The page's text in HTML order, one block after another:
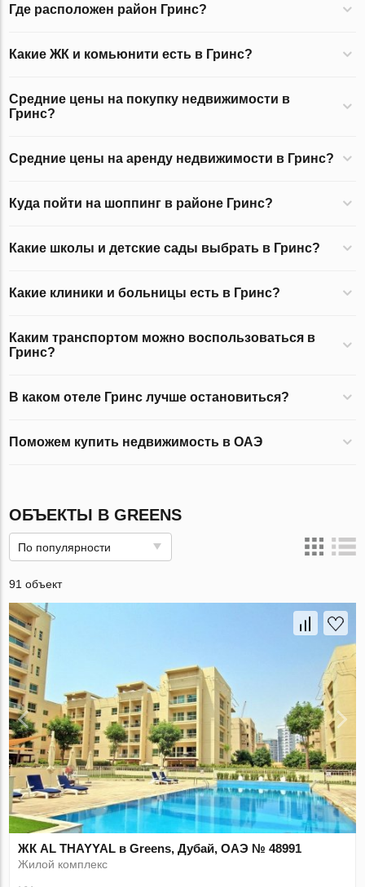
Где расположен район Гринс?
Какие ЖК и комьюнити есть в Гринс?
Средние цены на покупку недвижимости в
Гринс?
Средние цены на аренду недвижимости в Гринс?
Куда пойти на шоппинг в районе Гринс?
Какие школы и детские сады выбрать в Гринс?
Какие клиники и больницы есть в Гринс?
Каким транспортом можно воспользоваться в
Гринс?
В каком отеле Гринс лучше остановиться?
Поможем купить недвижимость в ОАЭ
ОБЪЕКТЫ В GREENS
По популярности
91 объект
ЖК AL THAYYAL в Greens, Дубай, ОАЭ № 48991
Жилой комплекс